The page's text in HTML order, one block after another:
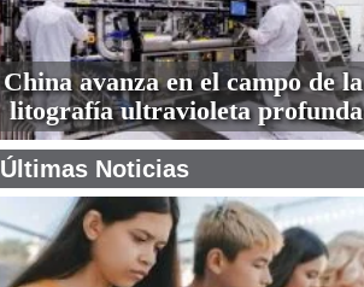
China avanza en el campo de la
litografía ultravioleta profunda
Últimas Noticias